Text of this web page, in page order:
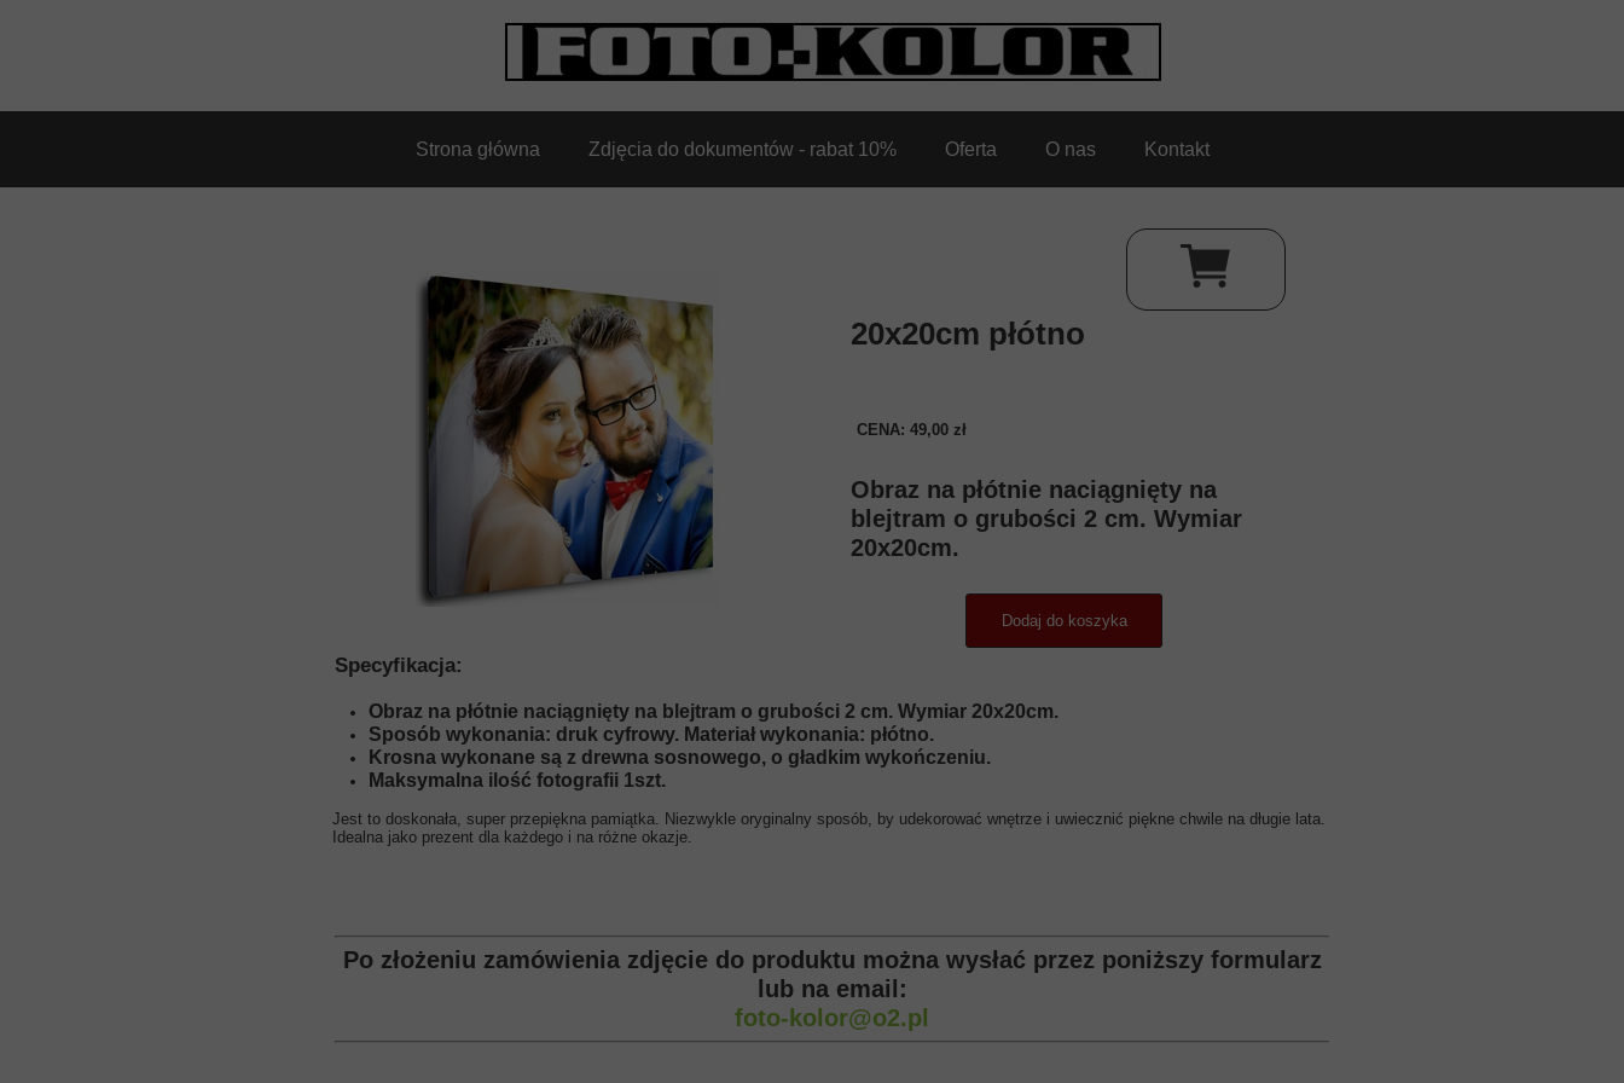
Po złożeniu zamówienia zdjęcie do produktu można wysłać przez poniższy formularz
lub na email:
foto-kolor@o2.pl
Dodaj do koszyka
Obraz na płótnie naciągnięty na blejtram o grubości 2 cm. Wymiar 20x20cm.
Sposób wykonania: druk cyfrowy. Materiał wykonania: płótno.
Krosna wykonane są z drewna sosnowego, o gładkim wykończeniu.
Maksymalna ilość fotografii 1szt.
Jest to doskonała, super przepiękna pamiątka. Niezwykle oryginalny sposób, by udekorować wnętrze i uwiecznić piękne chwile na długie lata.
Idealna jako prezent dla każdego i na różne okazje.
Specyfikacja:
Obraz na płótnie naciągnięty na
blejtram o grubości 2 cm. Wymiar
20x20cm.
20x20cm płótno
CENA: 49,00 zł
Strona główna Zdjęcia do dokumentów - rabat 10% Oferta O nas Kontakt